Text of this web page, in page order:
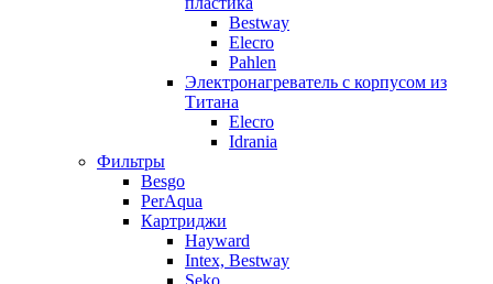
Bestway
Elecro
Pahlen
Электронагреватель с корпусом из
Титана
Elecro
Idrania
Фильтры
Besgo
PerAqua
Картриджи
Hayward
Intex, Bestway
Seko